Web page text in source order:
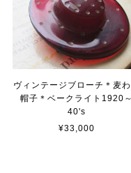
ヴィンテージブローチ＊麦わ
帽子＊ベークライト1920～
40's
¥33,000